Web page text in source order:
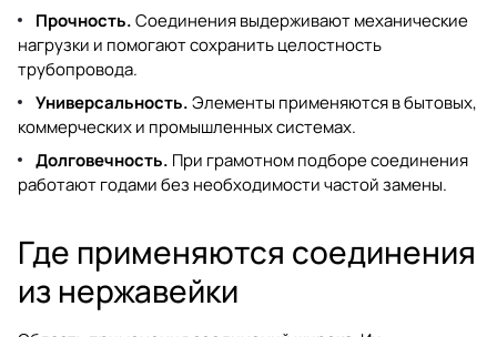
Прочность.Соединения выдерживают механические
нагрузки и помогают сохранить целостность
трубопровода.
Универсальность.Элементы применяются в бытовых,
коммерческих и промышленных системах.
Долговечность. При грамотном подборе соединения
работают годами без необходимости частой замены.
Где применяются соединения
из нержавейки